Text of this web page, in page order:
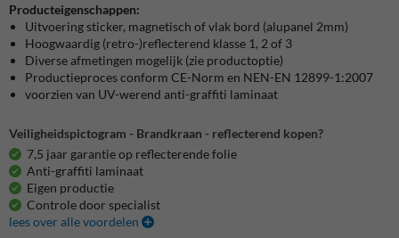
Producteigenschappen:
Uitvoering sticker, magnetisch of vlak bord (alupanel 2mm)
Hoogwaardig (retro-)reflecterend klasse 1, 2 of 3
Diverse afmetingen mogelijk (zie productoptie)
Productieproces conform CE-Norm en NEN-EN 12899-1:2007
voorzien van UV-werend anti-graffiti laminaat
Veiligheidspictogram - Brandkraan - reflecterend kopen?
7,5 jaar garantie op reflecterende folie
Anti-graffiti laminaat
Eigen productie
Controle door specialist
lees over alle voordelen